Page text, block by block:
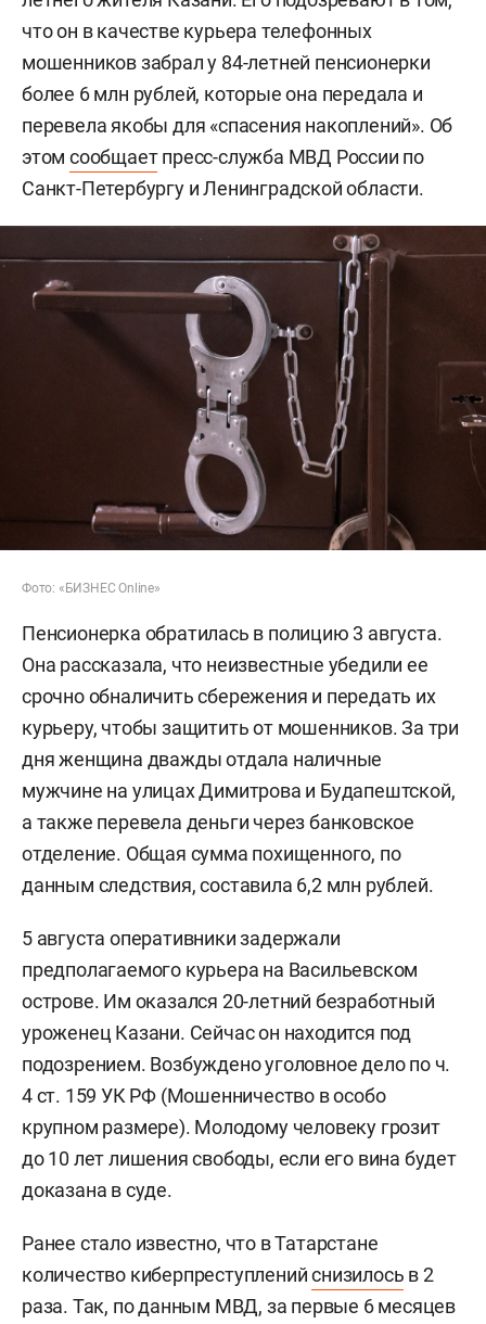
что он в качестве курьера телефонных
мошенников забрал у 84-летней пенсионерки
более 6 млн рублей, которые она передала и
перевела якобы для «спасения накоплений». Об
этом сообщаетпресс-служба МВД России по
Санкт-Петербургу и Ленинградской области.
Фото: «БИЗНЕС Online»
Пенсионерка обратилась в полицию 3 августа.
Она рассказала, что неизвестные убедили ее
срочно обналичить сбережения и передать их
курьеру, чтобы защитить от мошенников. За три
дня женщина дважды отдала наличные
мужчине на улицах Димитрова и Будапештской,
а также перевела деньги через банковское
отделение. Общая сумма похищенного, по
данным следствия, составила 6,2 млн рублей.
5 августа оперативники задержали
предполагаемого курьера на Васильевском
острове. Им оказался 20-летний безработный
уроженец Казани. Сейчас он находится под
подозрением. Возбуждено уголовное дело по ч.
4 ст. 159 УК РФ (Мошенничество в особо
крупном размере). Молодому человеку грозит
до 10 лет лишения свободы, если его вина будет
доказана в суде.
Ранее стало известно, что в Татарстане
количество киберпреступленийснизилось в 2
раза. Так, по данным МВД, за первые 6 месяцев